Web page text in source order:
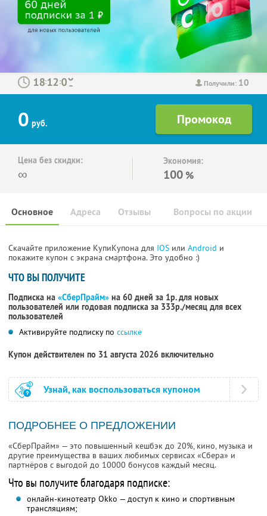
Получили: 10
: :
0 руб.
Цена без скидки:
∞
Экономия:
100 %
Основное Отзывы Вопросы по акции
Адреса
Скачайте приложение КупиКупона для IOS или Android и
покажите купон с экрана смартфона. Это удобно :)
ЧТО ВЫ ПОЛУЧИТЕ
Подписка на «СберПрайм» на 60 дней за 1р. для новых
пользователей или годовая подписка за 333р./месяц для всех
пользователей
Активируйте подписку по ссылке
Купон действителен по 31 августа 2026 включительно
Узнай, как воспользоваться купоном
ПОДРОБНЕЕ О ПРЕДЛОЖЕНИИ
«СберПрайм» — это повышенный кешбэк до 20%, кино, музыка и
другие преимущества в ваших любимых сервисах «Сбера» и
партнёров с выгодой до 10000 бонусов каждый месяц.
Что вы получите благодаря подписке:
онлайн-кинотеатр Okko — доступ к кино и спортивным
трансляциям;